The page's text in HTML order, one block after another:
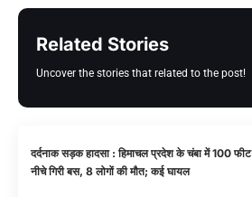
Related Stories
Uncover the stories that related to the post!
दर्दनाक सड़क हादसा : हिमाचल प्रदेश के चंबा में 100 फीट
नीचे गिरी बस, 8 लोगों की मौत; कई घायल